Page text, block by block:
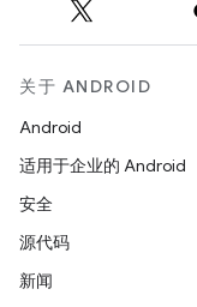
关于 ANDROID
Android
适用于企业的 Android
安全
源代码
新闻